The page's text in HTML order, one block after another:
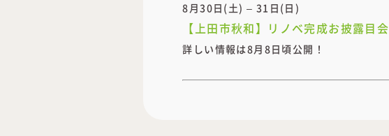
8月30日(土) – 31日(日)
【上田市秋和】リノベ完成お披露目会
詳しい情報は8月8日頃公開！